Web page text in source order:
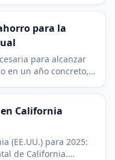
para la
para alcanzar
en un año concreto,
California
(EE.UU.) para 2025:
de California.